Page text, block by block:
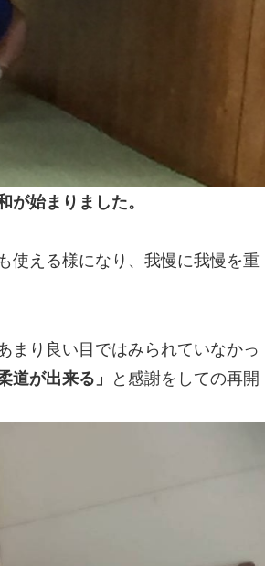
始まりました。
使える様になり、我慢に我慢を重
まり良い目ではみられていなかっ
道が出来る」
と感謝をしての再開